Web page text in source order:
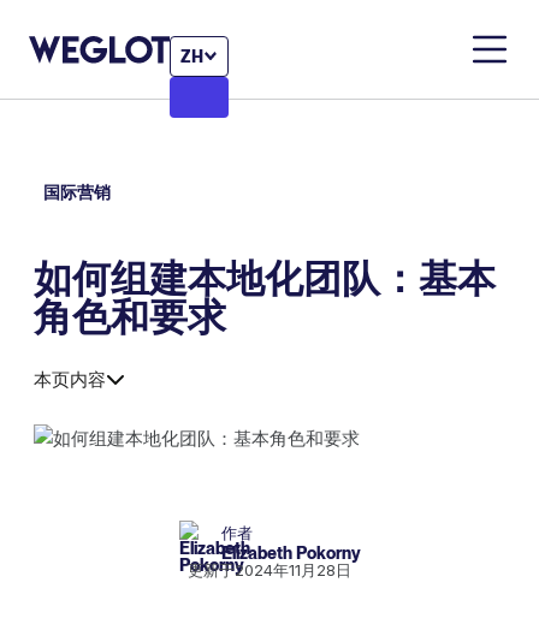
ZH
国际营销
如何组建本地化团队：基本
角色和要求
本页内容
作者
Elizabeth Pokorny
更新于2024年11月28日